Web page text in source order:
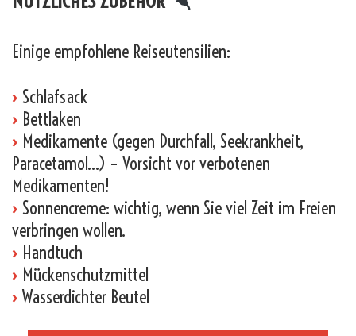
Einige empfohlene Reiseutensilien:
› Schlafsack
› Bettlaken
› Medikamente (gegen Durchfall, Seekrankheit,
Paracetamol…) – Vorsicht vor verbotenen
Medikamenten!
› Sonnencreme: wichtig, wenn Sie viel Zeit im Freien
verbringen wollen.
› Handtuch
› Mückenschutzmittel
› Wasserdichter Beutel